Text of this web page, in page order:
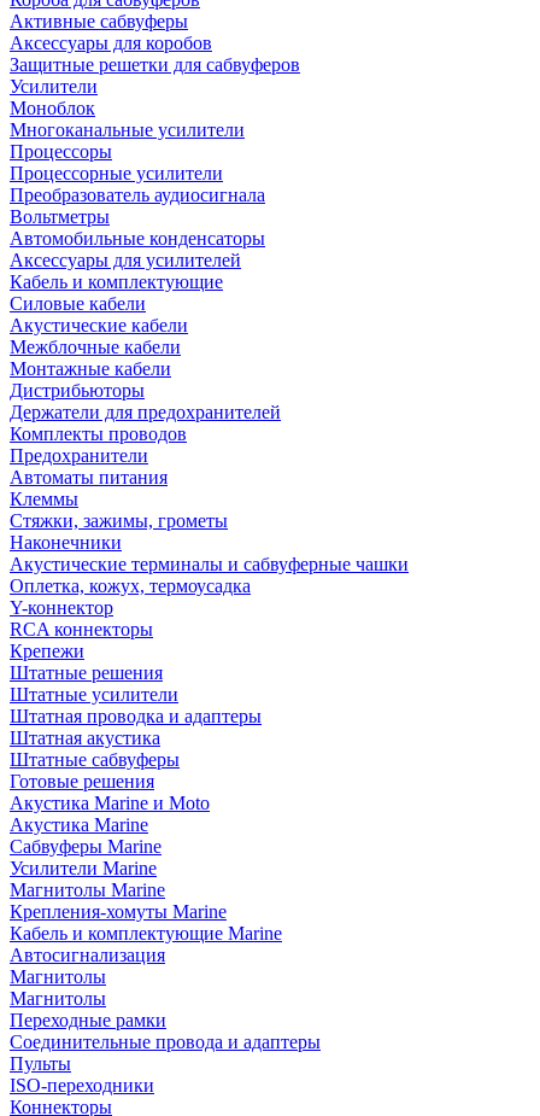
Активные сабвуферы
Аксессуары для коробов
Защитные решетки для сабвуферов
Усилители
Моноблок
Многоканальные усилители
Процессоры
Процессорные усилители
Преобразователь аудиосигнала
Вольтметры
Автомобильные конденсаторы
Аксессуары для усилителей
Кабель и комплектующие
Силовые кабели
Акустические кабели
Межблочные кабели
Монтажные кабели
Дистрибьюторы
Держатели для предохранителей
Комплекты проводов
Предохранители
Автоматы питания
Клеммы
Стяжки, зажимы, грометы
Наконечники
Акустические терминалы и сабвуферные чашки
Оплетка, кожух, термоусадка
Y-коннектор
RCA коннекторы
Крепежи
Штатные решения
Штатные усилители
Штатная проводка и адаптеры
Штатная акустика
Штатные сабвуферы
Готовые решения
Акустика Marine и Moto
Акустика Marine
Сабвуферы Marine
Усилители Marine
Магнитолы Marine
Крепления-хомуты Marine
Кабель и комплектующие Marine
Автосигнализация
Магнитолы
Магнитолы
Переходные рамки
Соединительные провода и адаптеры
Пульты
ISO-переходники
Коннекторы